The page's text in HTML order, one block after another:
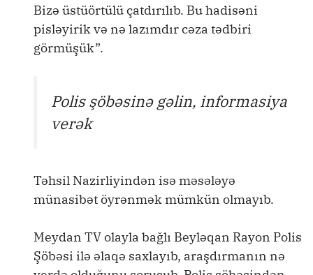
Bizə üstüörtülü çatdırılıb. Bu hadisəni
pisləyirik və nə lazımdır cəza tədbiri
görmüşük”.
Polis şöbəsinə gəlin, informasiya
verək
Təhsil Nazirliyindən isə məsələyə
münasibət öyrənmək mümkün olmayıb.
Meydan TV olayla bağlı Beyləqan Rayon Polis
Şöbəsi ilə əlaqə saxlayıb, araşdırmanın nə